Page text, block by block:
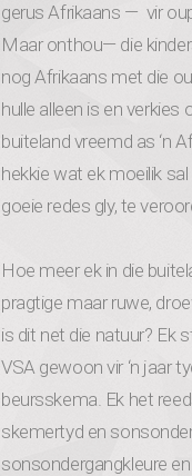
gerus Afrikaans — vir
Maar onthou— die
nog Afrikaans met die
hulle alleen is en verkies
buiteland vreemd as ‘n
hekkie wat ek moeilik
goeie redes gly, te
Hoe meer ek in die
pragtige maar ruwe,
is dit net die natuur? Ek
VSA gewoon vir ‘n jaar
beursskema. Ek het
skemertyd en
sonsondergangkleure